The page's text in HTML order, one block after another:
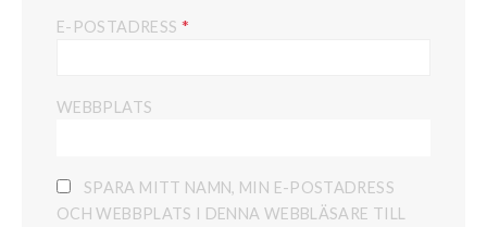
E-POSTADRESS *
WEBBPLATS
SPARA MITT NAMN, MIN E-POSTADRESS
OCH WEBBPLATS I DENNA WEBBLÄSARE TILL